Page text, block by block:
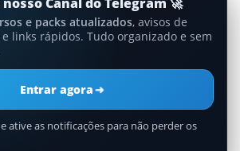
e packs atualizados, avisos de
links rápidos. Tudo organizado e sem
Entrar agora➜
ative as notificações para não perder os